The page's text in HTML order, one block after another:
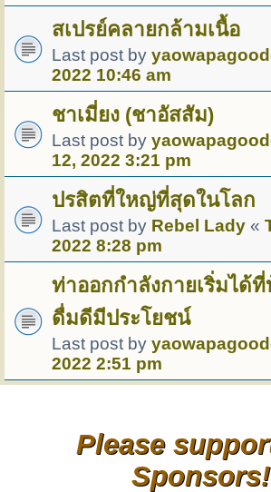
สเปรย์คลายกล้ามเนื้อ
Last post by
2022 10:46 am
ชาเมี่ยง (ชาอัสสัม)
Last post by
12, 2022 3:21 pm
ปรสิตที่ใหญ่ที่สุดในโลก
Last post by Rebel Lady «
2022 8:28 pm
ท่าออกกำลังกายเริ่มได้ที่
ดื่มดีมีประโยชน์
Last post by
2022 2:51 pm
Please
Sponsors!